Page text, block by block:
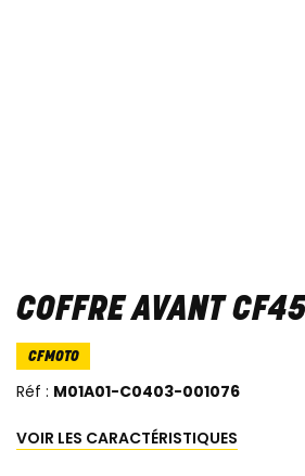
COFFRE AVANT
CFMOTO
Réf : M01A01-C0403-001076
VOIR LES CARACTÉRISTIQUES